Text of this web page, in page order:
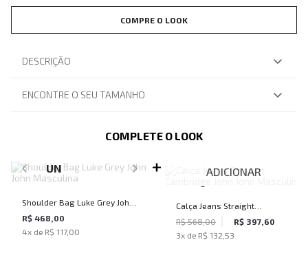
COMPRE O LOOK
DESCRIÇÃO
ENCONTRE O SEU TAMANHO
COMPLETE O LOOK
UN
Shoulder Bag Luke Grey John
John Masculina
R$ 468,00
4x de R$ 117,00
ADICIONAR
Calça Jeans Straight
Cambridge John John
Masculina
R$ 568,00
R$ 397,60
3x de R$ 132,53